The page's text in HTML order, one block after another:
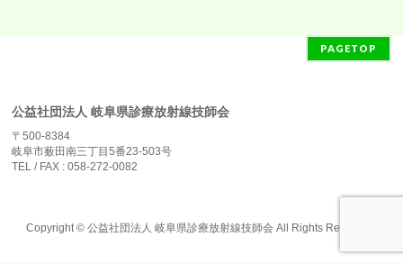
PAGETOP
公益社団法人 岐阜県診療放射線技師会
〒500-8384
岐阜市薮田南三丁目5番23-503号
TEL / FAX : 058-272-0082
Copyright ©公益社団法人 岐阜県診療放射線技師会 All Rights Reserved.